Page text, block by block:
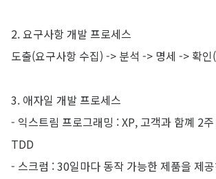
2. 요구사항 개발 프로세스
도출(요구사항 수집) -> 분석 -> 명세 -> 확
3. 애자일 개발 프로세스
- 익스트림 프로그래밍 : XP, 고객과 함꼐 2
TDD
- 스크럼 : 30일마다 동작 가능한 제품을 제